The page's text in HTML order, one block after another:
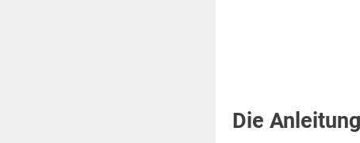
Tiefer
Die